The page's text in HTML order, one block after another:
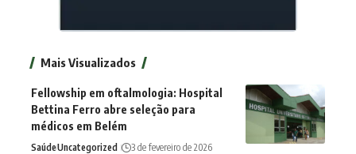
Mais Visualizados
Fellowship em oftalmologia: Hospital
Bettina Ferro abre seleção para
médicos em Belém
SaúdeUncategorized 3 de fevereiro de 2026